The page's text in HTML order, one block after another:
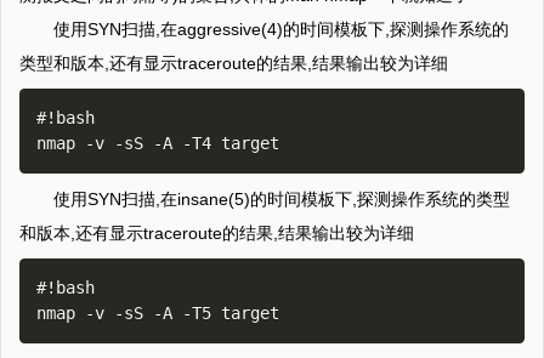
使用SYN扫描,在aggressive(4)的时间模板下,探测操作系统的
类型和版本,还有显示traceroute的结果,结果输出较为详细
#!bash
使用SYN扫描,在insane(5)的时间模板下,探测操作系统的类型
和版本,还有显示traceroute的结果,结果输出较为详细
#!bash